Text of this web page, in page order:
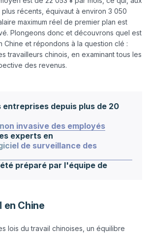
récents, équivaut à environ 3 050
maximum réel de premier plan est
Plongeons donc et découvrons quel est
Chine et répondons à la question clé :
travailleurs chinois, en examinant tous les
des revenus.
préparé par l'équipe de
de surveillance des
experts en
invasive des employés
entreprises depuis plus de 20
en Chine
lois du travail chinoises, un équilibre